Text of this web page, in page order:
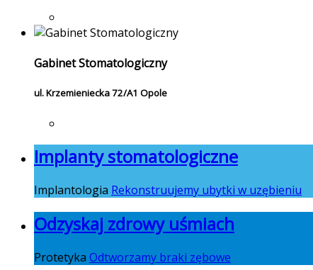
Gabinet Stomatologiczny
ul. Krzemieniecka 72/A1 Opole
Implanty stomatologiczne
Implantologia Rekonstruujemy ubytki w uzębieniu
Odzyskaj zdrowy uśmiach
Protetyka Odtworzamy braki zębowe